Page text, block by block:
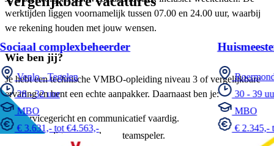
werktijden liggen voornamelijk tussen 07.00 en 24.00 uur, waarbij
we rekening houden met jouw wensen.
Wie ben jij?
Je hebt een technische VMBO-opleiding niveau 3 of vergelijkbare
ervaring en bent een echte aanpakker. Daarnaast ben je:
Servicegericht en communicatief vaardig.
Zelfstandig, maar ook een teamspeler.
Sociaal complexbeheerder
Venlo - Tegelen
28 - 32 uur
MBO
€ 3.631,- tot €4.563,-
30 - 39
MBO
€ 2.345,-